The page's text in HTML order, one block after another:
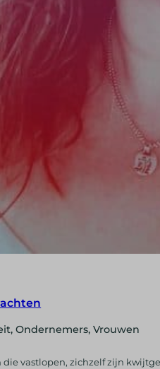
Ondernemers, Vrouwen
vastlopen, zichzelf zijn